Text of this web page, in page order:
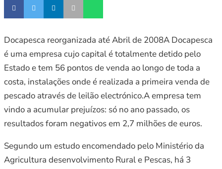
Docapesca reorganizada até Abril de 2008A Docapesca
é uma empresa cujo capital é totalmente detido pelo
Estado e tem 56 pontos de venda ao longo de toda a
costa, instalações onde é realizada a primeira venda de
pescado através de leilão electrónico.A empresa tem
vindo a acumular prejuízos: só no ano passado, os
resultados foram negativos em 2,7 milhões de euros.
Segundo um estudo encomendado pelo Ministério da
Agricultura desenvolvimento Rural e Pescas, há 3